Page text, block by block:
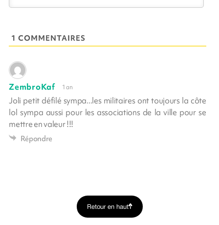
1 COMMENTAIRES
ZembroKaf 1 an
Joli petit défilé sympa...les militaires ont toujours la côte
lol sympa aussi pour les associations de la ville pour se
mettre en valeur !!!
Répondre
Retour en haut